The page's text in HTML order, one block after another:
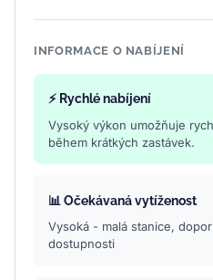
INFORMACE O NABÍJENÍ
⚡ Rychlé nabíjení
Vysoký výkon umožňuje
během krátkých zastávek.
📊 Očekávaná vytíženost
Vysoká - malá stanice,
dostupnosti